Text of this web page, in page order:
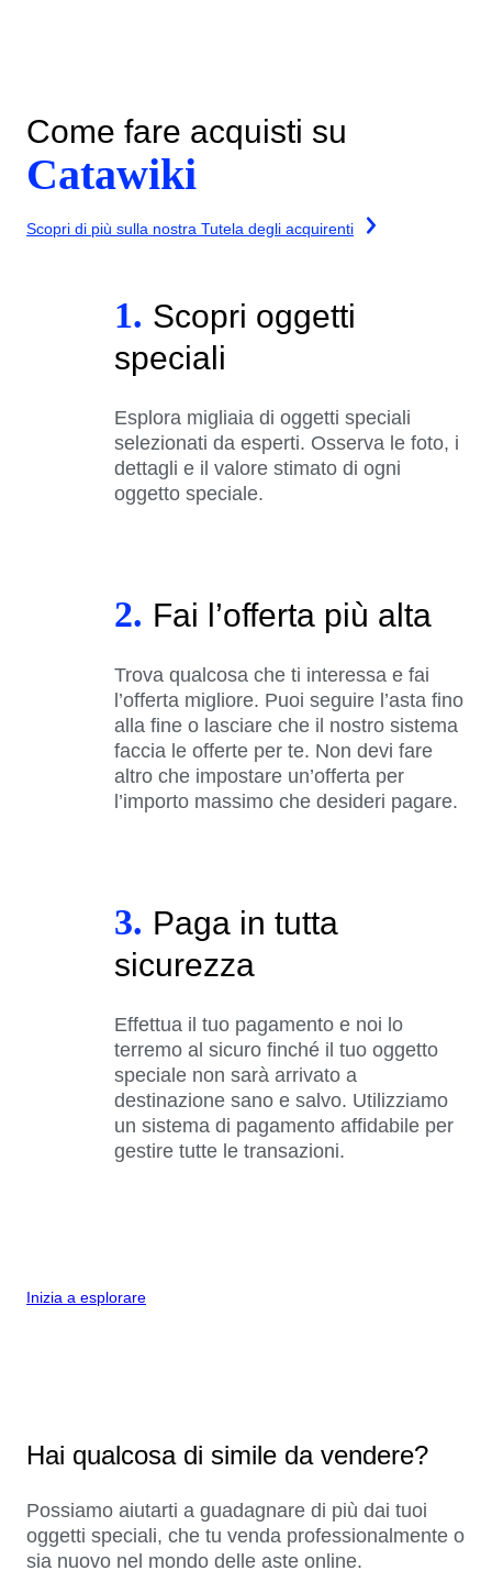
Come fare acquisti su
Catawiki
Scopri di più sulla nostra Tutela degli acquirenti
1. Scopri oggetti
speciali
Esplora migliaia di oggetti speciali
selezionati da esperti. Osserva le foto, i
dettagli e il valore stimato di ogni
oggetto speciale.
2. Fai l’offerta più alta
Trova qualcosa che ti interessa e fai
l’offerta migliore. Puoi seguire l’asta fino
alla fine o lasciare che il nostro sistema
faccia le offerte per te. Non devi fare
altro che impostare un’offerta per
l’importo massimo che desideri pagare.
3. Paga in tutta
sicurezza
Effettua il tuo pagamento e noi lo
terremo al sicuro finché il tuo oggetto
speciale non sarà arrivato a
destinazione sano e salvo. Utilizziamo
un sistema di pagamento affidabile per
gestire tutte le transazioni.
Inizia a esplorare
Hai qualcosa di simile da vendere?
Possiamo aiutarti a guadagnare di più dai tuoi
oggetti speciali, che tu venda professionalmente o
sia nuovo nel mondo delle aste online.